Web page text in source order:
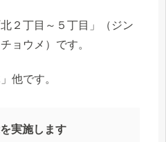
２丁目～５丁目」（ジン
ョウメ）です。
他です。
実施します